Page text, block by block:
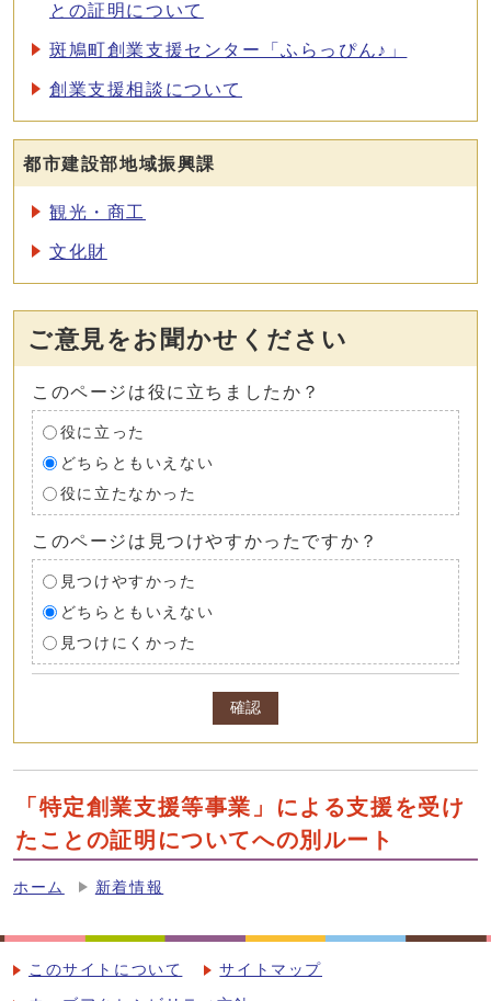
との証明について
斑鳩町創業支援センター「ふらっぴん♪」
創業支援相談について
都市建設部地域振興課
観光・商工
文化財
ご意見をお聞かせください
このページは役に立ちましたか？
役に立った
どちらともいえない
役に立たなかった
このページは見つけやすかったですか？
見つけやすかった
どちらともいえない
見つけにくかった
確認
「特定創業支援等事業」による支援を受け
たことの証明についてへの別ルート
ホーム 新着情報
このサイトについて サイトマップ